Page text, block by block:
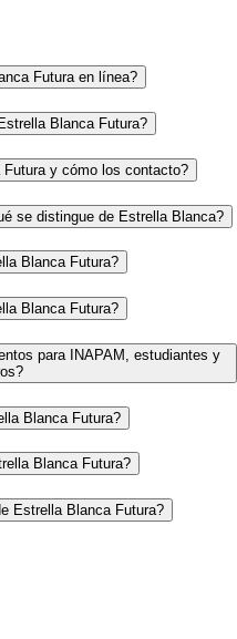
Futura en línea?
Blanca Futura?
y cómo los contacto?
se distingue de Estrella Blanca?
Blanca Futura?
Blanca Futura?
para INAPAM, estudiantes y
Blanca Futura?
Blanca Futura?
Estrella Blanca Futura?